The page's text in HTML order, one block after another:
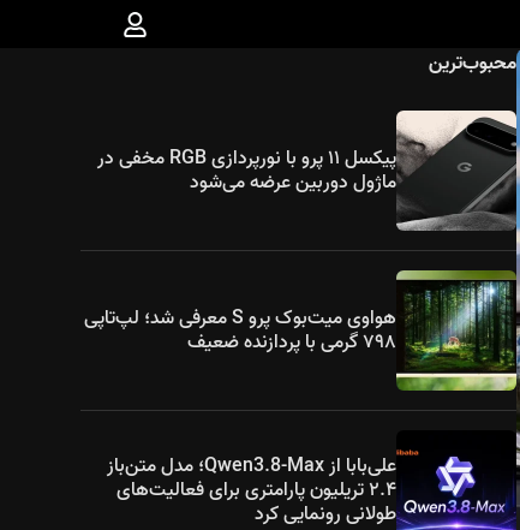
محبوب‌ترین
پیکسل ۱۱ پرو با نورپردازی RGB مخفی در
ماژول دوربین عرضه می‌شود
هواوی میت‌بوک پرو S معرفی شد؛ لپ‌تاپی
۷۹۸ گرمی با پردازنده ضعیف
علی‌بابا از Qwen3.8-Max؛ مدل متن‌باز
۲.۴ تریلیون پارامتری برای فعالیت‌های
طولانی رونمایی کرد